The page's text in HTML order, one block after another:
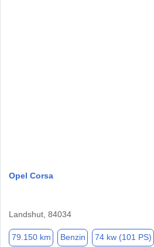
Opel Corsa
Landshut, 84034
79.150 km Benzin 74 kw (101 PS)